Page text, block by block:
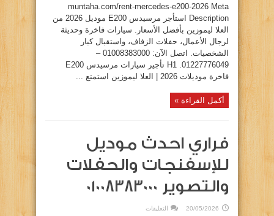
muntaha.com/rent-mercedes-e200-2026 Meta
Description استأجر مرسيدس E200 موديل 2026 من
العلا ليموزين بأفضل الأسعار. سيارات فاخرة وحديثة
لرجال الأعمال، حفلات الزفاف، واستقبال كبار
الشخصيات. اتصل الآن: 01008383000 –
01227776049. H1 تأجير سيارات مرسيدس E200
فاخرة موديلات 2026 | العلا ليموزين استمتع ...
أكمل القراءة »
فراري احدث موديل
للإسفنجات والحفلات
والتصوير 01008383000
20/05/2026 التعليقات